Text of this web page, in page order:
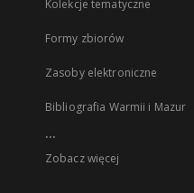
Kolekcje tematyczne
Formy zbiorów
Zasoby elektroniczne
Bibliografia Warmii i Mazur
...
Zobacz więcej